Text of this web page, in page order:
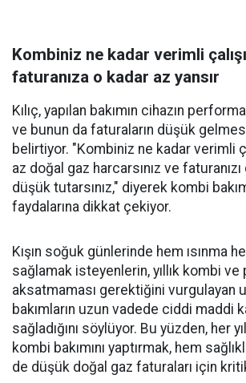
Kombiniz ne kadar verimli
faturanıza o kadar az yansır
Kılıç, yapılan bakımın cihazın
ve bunun da faturaların düşük
belirtiyor. "Kombiniz ne kadar verimli
az doğal gaz harcarsınız ve
düşük tutarsınız," diyerek kombi
faydalarına dikkat çekiyor.
Kışın soğuk günlerinde hem ısınma
sağlamak isteyenlerin, yıllık kombi ve
aksatmaması gerektiğini vurgulayan
bakımların uzun vadede ciddi maddi
sağladığını söylüyor. Bu yüzden, her
kombi bakımını yaptırmak, hem
de düşük doğal gaz faturaları için